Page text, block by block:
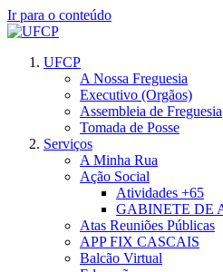
Ir para o conteúdo
UFCP
A Nossa Freguesia
Executivo (Orgãos)
Assembleia de Freguesia
Tomada de Posse
Serviços
A Minha Rua
Ação Social
Atividades +65
GABINETE DE
Atas Reuniões Públicas
APP FIX CASCAIS
Balcão Virtual